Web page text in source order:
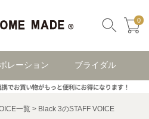
0
レーション ブライダル
一覧 Black 3のSTAFF VOICE